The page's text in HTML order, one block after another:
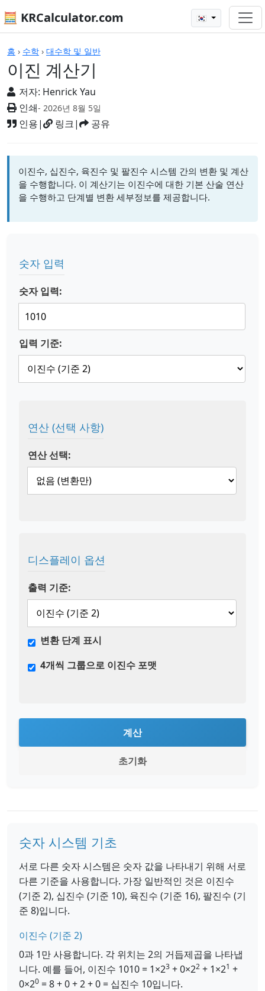
🧮 KRCalculator.com 🇰🇷
홈 › 수학 › 대수학 및 일반
이진 계산기
저자: Henrick Yau
인쇄- 2026년 8월 5일
인용| 링크| 공유
계산기
이진수, 십진수, 육진수 및 팔진수 시스템 간의 변환 및 계산
을 수행합니다. 이 계산기는 이진수에 대한 기본 산술 연산
을 수행하고 단계별 변환 세부정보를 제공합니다.
숫자 입력
숫자 입력:
입력 기준:
연산 (선택 사항)
연산 선택:
디스플레이 옵션
출력 기준:
변환 단계 표시
4개씩 그룹으로 이진수 포맷
계산
초기화
숫자 시스템 기초
서로 다른 숫자 시스템은 숫자 값을 나타내기 위해 서로
다른 기준을 사용합니다. 가장 일반적인 것은 이진수
(기준 2), 십진수 (기준 10), 육진수 (기준 16), 팔진수 (기
준 8)입니다.
이진수 (기준 2)
0과 1만 사용합니다. 각 위치는 2의 거듭제곱을 나타냅
니다. 예를 들어, 이진수 1010 = 1×23 + 0×22 + 1×21 +
0×20 = 8 + 0 + 2 + 0 = 십진수 10입니다.